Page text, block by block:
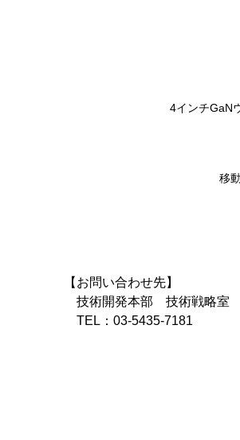
4インチGaN
移
【お問い合わせ先】
技術開発本部 技術戦略室
TEL：03-5435-7181